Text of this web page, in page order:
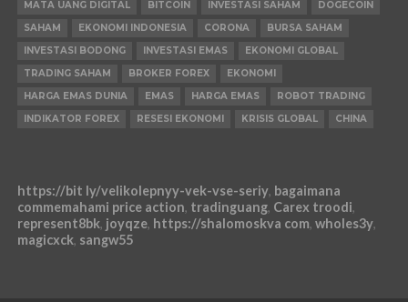
MATA UANG DIGITAL
BITCOIN INVESTASI SAHAM
DOGECOIN
SAHAM
EKONOMI INDONESIA CORONA
BURSA SAHAM
INVESTASI BODONG
INVESTASI EMAS
EKONOMI GLOBAL
TRADING SAHAM
BROKER FOREX
EKONOMI
HARGA EMAS DUNIA
EMAS HARGA EMAS
ROBOT TRADING
INDIKATOR FOREX
RESESI EKONOMI KRISIS GLOBAL CHINA
https://bit ly/velikolepnyy-vek-vse-seriy, bagaimana
commemahami price action, tradinguang, Carex troodi,
represent8bk, joyqze, https://shalomoskva com, wholes3y,
magicxck, sangw55